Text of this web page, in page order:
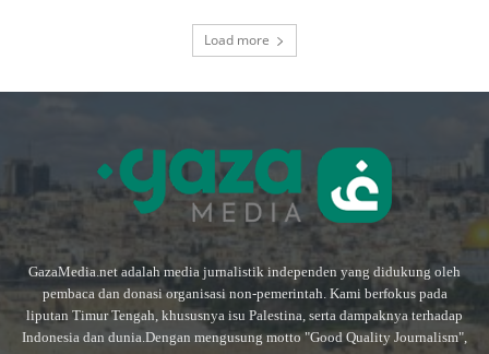
Load more
GazaMedia.net adalah media jurnalistik independen yang didukung oleh
pembaca dan donasi organisasi non-pemerintah. Kami berfokus pada
liputan Timur Tengah, khususnya isu Palestina, serta dampaknya terhadap
Indonesia dan dunia.Dengan mengusung motto "Good Quality Journalism",